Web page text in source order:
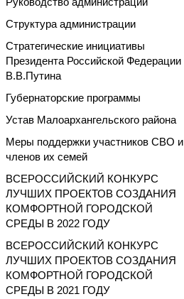
Структура администрации
Стратегические инициативы
Президента Российской Федерации
В.В.Путина
Губернаторские программы
Устав Малоархангельского района
Меры поддержки участников СВО и
членов их семей
ВСЕРОССИЙСКИЙ КОНКУРС
ЛУЧШИХ ПРОЕКТОВ СОЗДАНИЯ
КОМФОРТНОЙ ГОРОДСКОЙ
СРЕДЫ В 2022 ГОДУ
ВСЕРОССИЙСКИЙ КОНКУРС
ЛУЧШИХ ПРОЕКТОВ СОЗДАНИЯ
КОМФОРТНОЙ ГОРОДСКОЙ
СРЕДЫ В 2021 ГОДУ